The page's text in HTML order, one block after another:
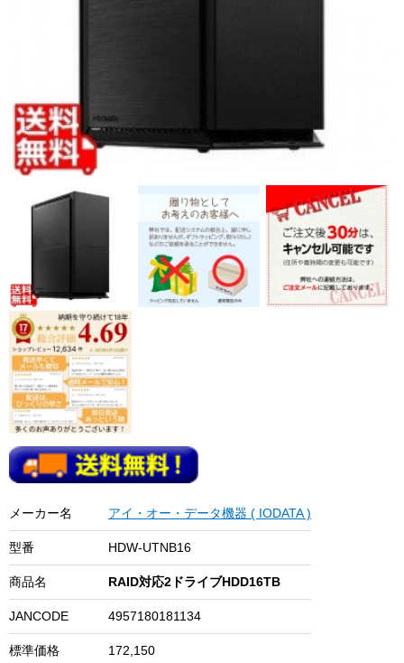
メーカー名 アイ・オー・データ機器 ( IODATA )
型番 HDW-UTNB16
商品名 RAID対応2ドライブHDD16TB
JANCODE 4957180181134
標準価格 172,150